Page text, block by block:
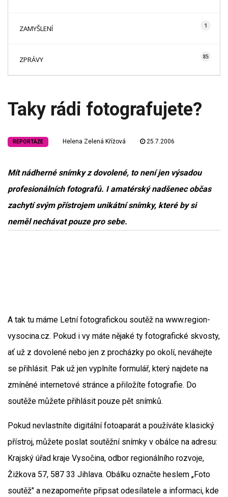
ZAMYŠLENÍ 1
ZPRÁVY 85
Taky rádi fotografujete?
REPORTÁŽE Helena Zelená Křížová 25.7.2006
Mít nádherné snímky z dovolené, to není jen výsadou
profesionálních fotografů. I amatérský nadšenec občas
zachytí svým přístrojem unikátní snímky, které by si
neměl nechávat pouze pro sebe.
A tak tu máme Letní fotografickou soutěž na www.region-
vysocina.cz. Pokud i vy máte nějaké ty fotografické skvosty,
ať už z dovolené nebo jen z procházky po okolí, neváhejte
se přihlásit. Pak už jen vyplníte formulář, který najdete na
zmíněné internetové stránce a přiložíte fotografie. Do
soutěže můžete přihlásit pouze pět snímků.
Pokud nevlastníte digitální fotoaparát a používáte klasický
přístroj, můžete poslat soutěžní snímky v obálce na adresu:
Krajský úřad kraje Vysočina, odbor regionálního rozvoje,
Žižkova 57, 587 33 Jihlava. Obálku označte heslem „Foto
soutěž" a nezapomeňte připsat odesílatele a informaci, kde